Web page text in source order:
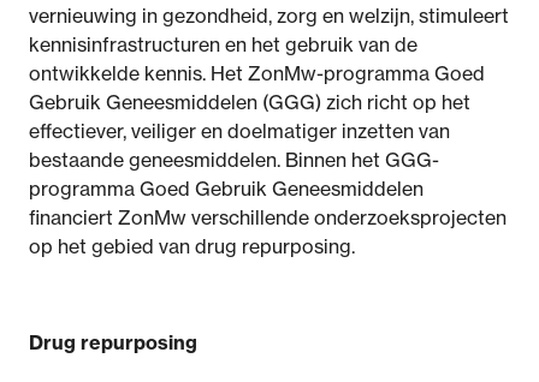
vernieuwing in gezondheid, zorg en welzijn, stimuleert
kennisinfrastructuren en het gebruik van de
ontwikkelde kennis. Het ZonMw-programma Goed
Gebruik Geneesmiddelen (GGG) zich richt op het
effectiever, veiliger en doelmatiger inzetten van
bestaande geneesmiddelen. Binnen het GGG-
programma Goed Gebruik Geneesmiddelen
financiert ZonMw verschillende onderzoeksprojecten
op het gebied van drug repurposing.
Drug repurposing